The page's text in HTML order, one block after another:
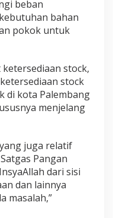
beban
bahan
pokok untuk
stock,
stock
di kota Palembang
menjelang
juga relatif
Pangan
dari sisi
dan lainnya
masalah,”